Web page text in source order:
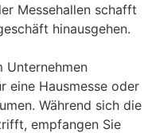
Messehallen schafft
hinausgehen.
Unternehmen
eine Hausmesse oder
Während sich die
empfangen Sie